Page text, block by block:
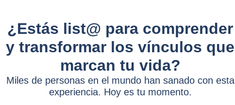
¿Estás list@ para comprender
y transformar los vínculos que
marcan tu vida?
Miles de personas en el mundo han sanado con esta
experiencia. Hoy es tu momento.